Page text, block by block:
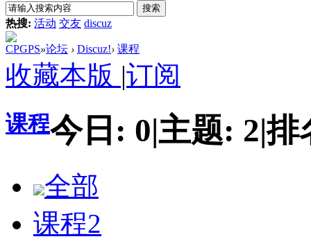
搜索
热搜: 活动 交友 discuz
CPGPS»论坛 › Discuz!› 课程
收藏本版 |订阅
课程今日: 0|主题: 2|
全部
课程2